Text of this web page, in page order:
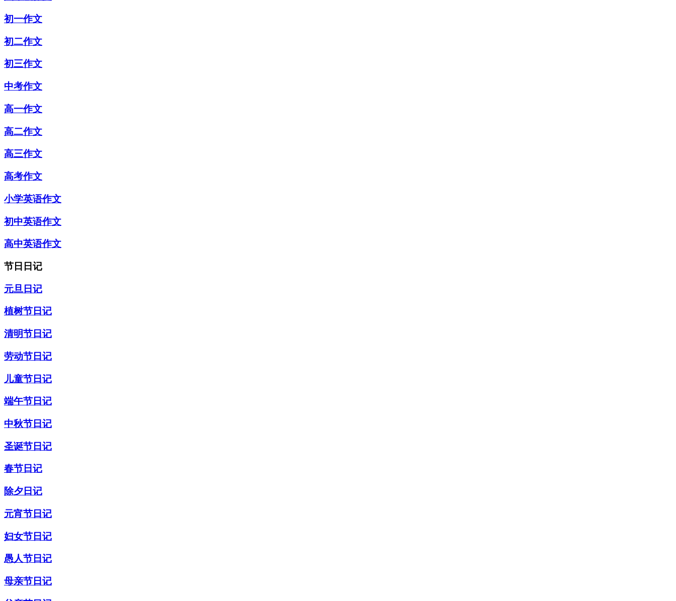
初一作文
初二作文
初三作文
中考作文
高一作文
高二作文
高三作文
高考作文
小学英语作文
初中英语作文
高中英语作文
节日日记
元旦日记
植树节日记
清明节日记
劳动节日记
儿童节日记
端午节日记
中秋节日记
圣诞节日记
春节日记
除夕日记
元宵节日记
妇女节日记
愚人节日记
母亲节日记